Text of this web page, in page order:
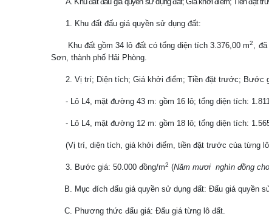
1. Khu đất đấu giá quyền sử dụng đất:
Khu đất gồm 34 lô đất có tổng diện tích 3.376,00 m2 ,
Sơn thành phố Hải Phòng.
2. Vị trí; Diện tích; Giá khởi điểm; Tiền đặt trước; Bước
- Lô L4, mặt đường 43 m: gồm 16 lô; tổng diện tích:
- Lô L4, mặt đường 12 m: gồm 18 lô; tổng diện tích:
(Vị trí, diện tích, giá khởi điểm, tiền đặt trước của từng
3. Bước giá: 50.000 đồng/m2 (Năm mươi nghìn đồng
B. Mục đích đấu giá quyền sử dụng đất: Đấu giá quyền
C. Phương thức đấu giá: Đấu giá từng lô đất.